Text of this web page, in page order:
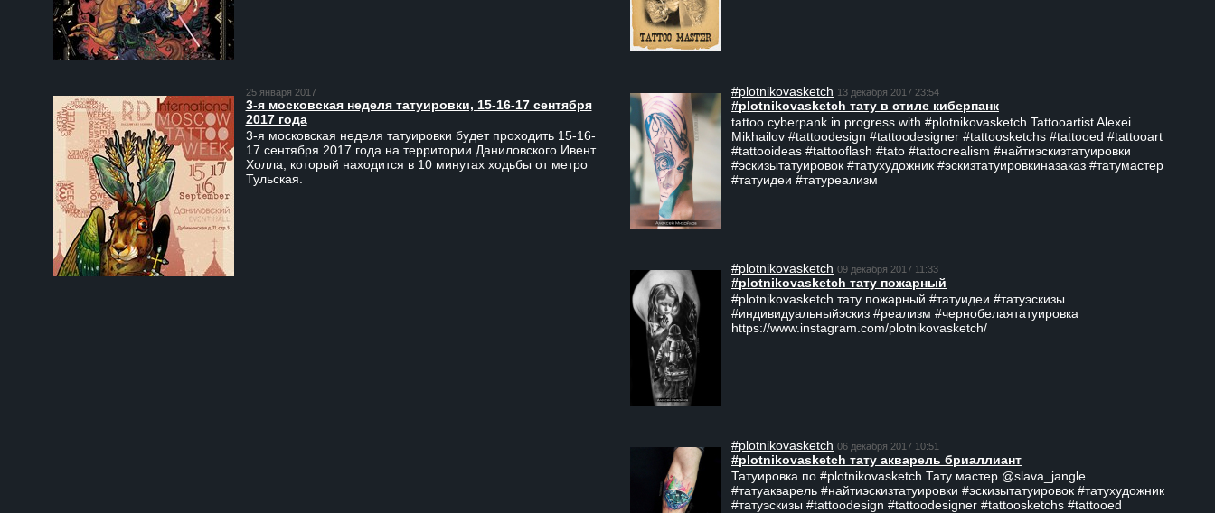
25 января 2017
3-я московская неделя татуировки, 15-16-17 сентября
2017 года
3-я московская неделя татуировки будет проходить 15-16-
17 сентября 2017 года на территории Даниловского Ивент
Холла, который находится в 10 минутах ходьбы от метро
Тульская.
#plotnikovasketch 13 декабря 2017 23:54
#plotnikovasketch тату в стиле киберпанк
tattoo cyberpank in progress with #plotnikovasketch Tattooartist Alexei
Mikhailov #tattoodesign #tattoodesigner #tattoosketchs #tattooed #tattooart
#tattooideas #tattooflash #tato #tattoorealism #найтиэскизтатуировки
#эскизытатуировок #татухудожник #эскизтатуировкиназаказ #татумастер
#татуидеи #татуреализм
#plotnikovasketch 09 декабря 2017 11:33
#plotnikovasketch тату пожарный
#plotnikovasketch тату пожарный #татуидеи #татуэскизы
#индивидуальныйэскиз #реализм #чернобелаятатуировка
https://www.instagram.com/plotnikovasketch/
#plotnikovasketch 06 декабря 2017 10:51
#plotnikovasketch тату акварель бриаллиант
Татуировка по #plotnikovasketch Тату мастер @slava_jangle
#татуакварель #найтиэскизтатуировки #эскизытатуировок #татухудожник
#татуэскизы #tattoodesign #tattoodesigner #tattoosketchs #tattooed